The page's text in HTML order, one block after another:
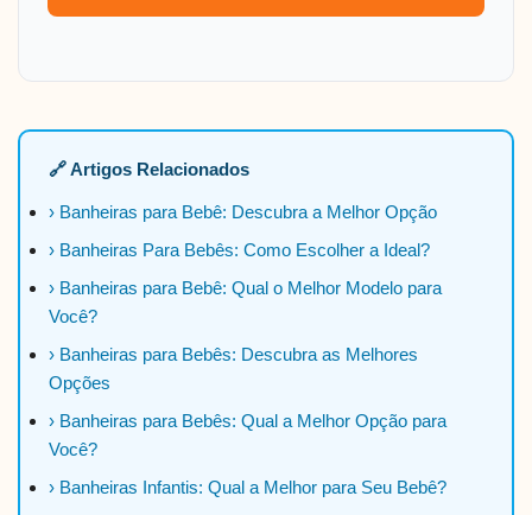
🔗 Artigos Relacionados
› Banheiras para Bebê: Descubra a Melhor Opção
› Banheiras Para Bebês: Como Escolher a Ideal?
› Banheiras para Bebê: Qual o Melhor Modelo para
Você?
› Banheiras para Bebês: Descubra as Melhores
Opções
› Banheiras para Bebês: Qual a Melhor Opção para
Você?
› Banheiras Infantis: Qual a Melhor para Seu Bebê?